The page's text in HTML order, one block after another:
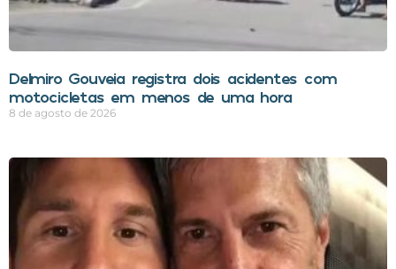
Delmiro Gouveia registra dois acidentes com
motocicletas em menos de uma hora
8 de agosto de 2026